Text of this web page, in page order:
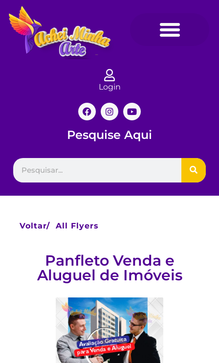
Login
Pesquise Aqui
Voltar/ All Flyers
Panfleto Venda e
Aluguel de Imóveis